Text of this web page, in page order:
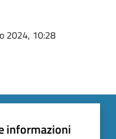
2024, 10:28
informazioni